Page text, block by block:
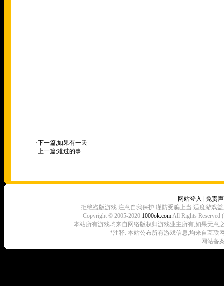
·下一篇;如果有一天
·上一篇;难过的事
网站登入
免责
拒绝盗版游戏 注意自我保护 谨防受骗上当 适度游戏
Copyright © 2005-2020 1000ok.comAll Rights
本站所有游戏均来自网络版权归游戏业主所有,如果无意
*注释: 本站公布所有游戏信息,均来自互联
网站备